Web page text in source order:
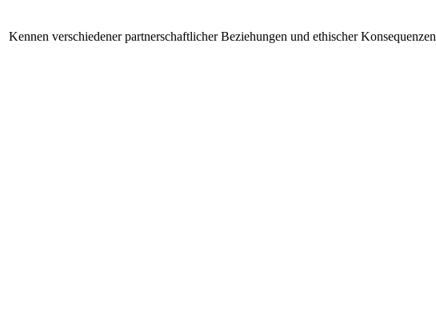
Kennen verschiedener partnerschaftlicher Beziehungen und ethischer Konsequenzen